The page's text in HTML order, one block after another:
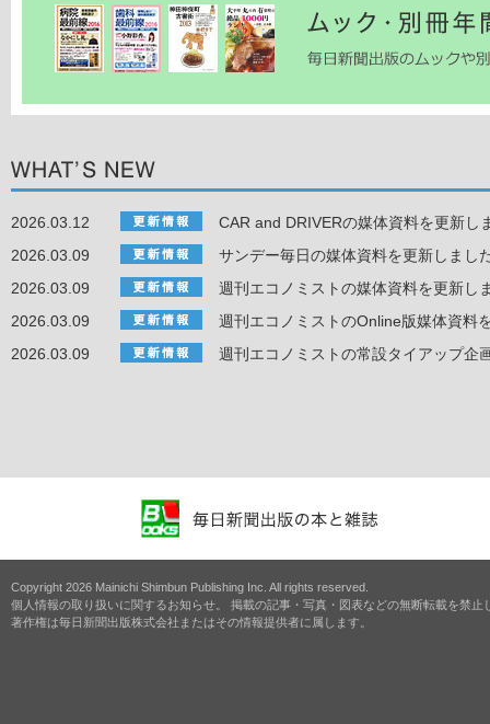
2026.03.12
CAR and DRIVERの媒体資料を更新し
2026.03.09
サンデー毎日の媒体資料を更新しまし
2026.03.09
週刊エコノミストの媒体資料を更新し
2026.03.09
週刊エコノミストのOnline版媒体資料
2026.03.09
週刊エコノミストの常設タイアップ企
Copyright 2026 Mainichi Shimbun Publishing Inc. All rights reserved.
個人情報の取り扱いに関するお知らせ。 掲載の記事・写真・図表などの無断転載を禁止
著作権は毎日新聞出版株式会社またはその情報提供者に属します。